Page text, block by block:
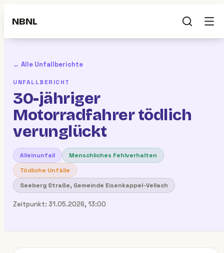
NBNL
← Alle Unfallberichte
UNFALLBERICHT
30-jähriger
Motorradfahrer tödlich
verunglückt
Alleinunfall
Menschliches Fehlverhalten
Tödliche Unfälle
Seeberg Straße, Gemeinde Eisenkappel-Vellach
Zeitpunkt: 31.05.2026, 13:00